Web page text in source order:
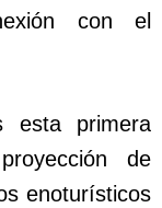
con el
esta primera
de
enoturísticos